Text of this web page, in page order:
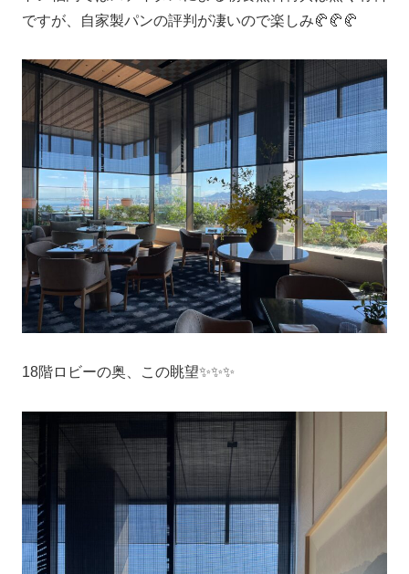
ですが、自家製パンの評判が凄いので楽しみ🥐🥐🥐
18階ロビーの奥、この眺望✨✨✨